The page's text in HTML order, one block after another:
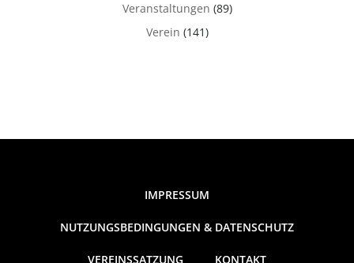
Veranstaltungen (89)
Verein (141)
IMPRESSUM
NUTZUNGSBEDINGUNGEN & DATENSCHUTZ
VEREINSSATZUNG KONTAKT